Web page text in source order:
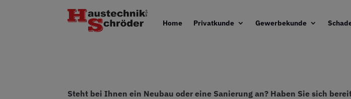
Home Privatkunde Gewerbekunde
Steht bei Ihnen ein Neubau oder eine Sanierung an? Haben Sie sich